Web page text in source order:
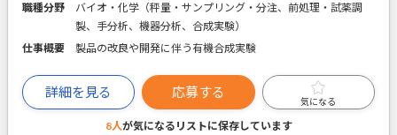
職種分野
バイオ・化学（秤量・サンプリング・分注、前処理・試薬調
製、手分析、機器分析、合成実験）
仕事概要
製品の改良や開発に伴う有機合成実験
詳細を見る 応募する
気になる
8人が気になるリストに保存しています